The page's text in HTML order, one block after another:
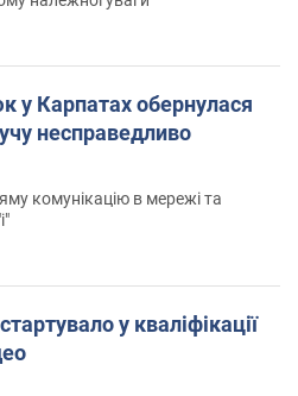
у Карпатах обернулася
несправедливо
комунікацію в мережі та
у кваліфікації